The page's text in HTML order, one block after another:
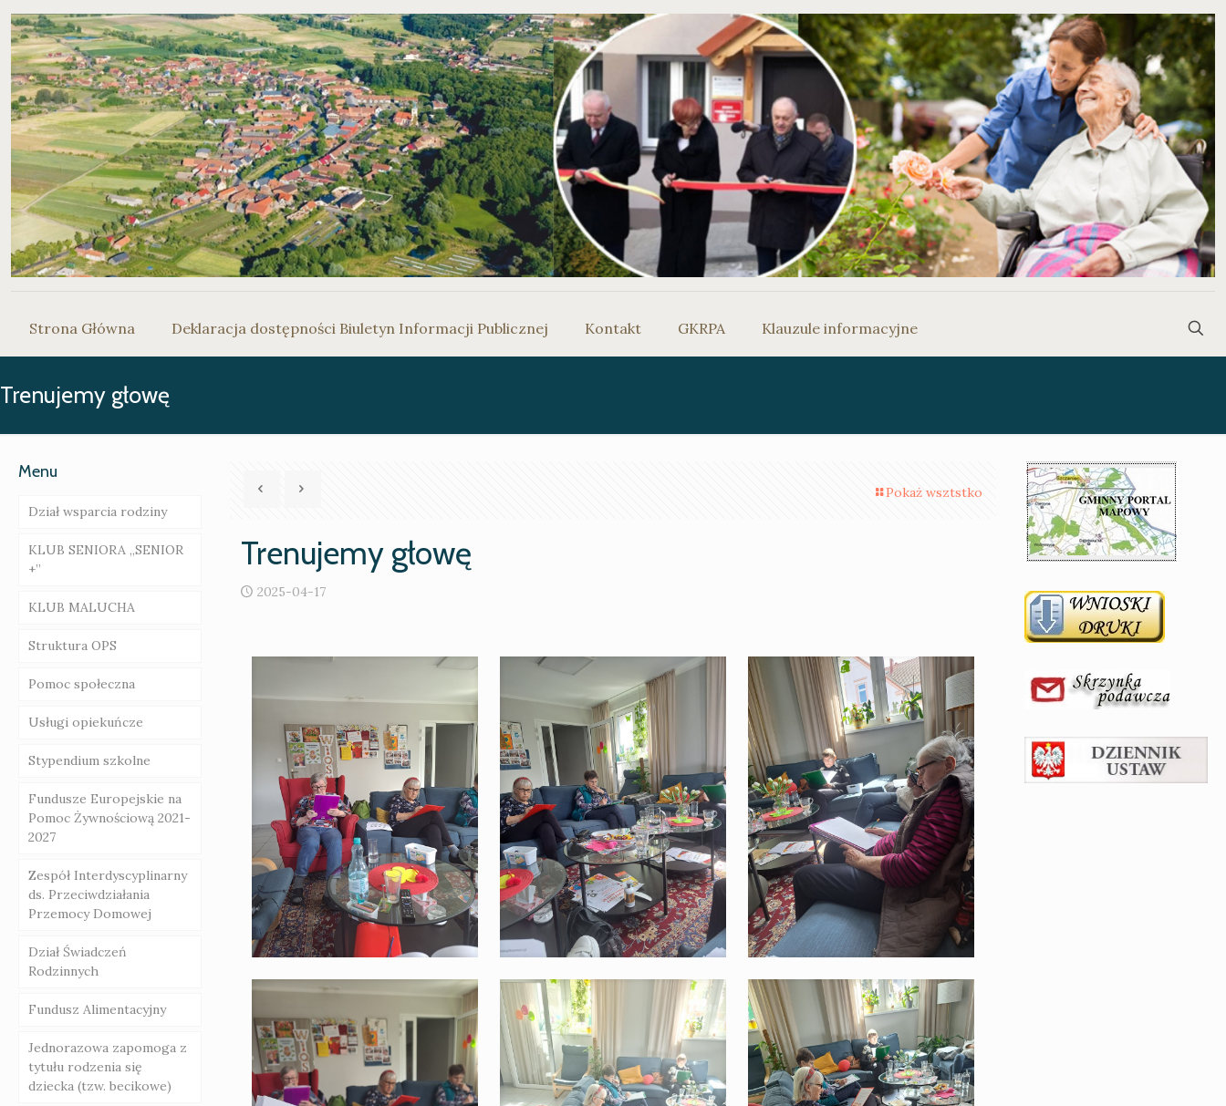
Strona Główna Deklaracja dostępności Biuletyn Informacji Publicznej Kontakt GKRPA Klauzule informacyjne
Trenujemy głowę
Pokaż wsztstko
Trenujemy głowę
2025-04-17
Menu
Dział wsparcia rodziny
Rodziny wspierające –
ogłoszenie o naborze
Asystent rodziny
Gminna Komisja
Problemów
Prawny
„Za życiem”
Poradnie
specjalistyczne na
terenie Powiatu
KLUB SENIORA „SENIOR
+”
Galeria
KLUB MALUCHA
Galeria
Struktura OPS
Regulamin
Dziecięcego
Uchawła CUS
Pomoc społeczna
Zasady przyznawania
niepieniężne
Świadczenia pieniężne
Usługi opiekuńcze
Stypendium szkolne
Fundusze Europejskie na
Pomoc Żywnościową 2021-
2027
Zespół Interdyscyplinarny
ds. Przeciwdziałania
Przemocy Domowej
Dział Świadczeń
Rodzinnych
Fundusz Alimentacyjny
Jednorazowa zapomoga z
tytułu rodzenia się
dziecka (tzw. becikowe)